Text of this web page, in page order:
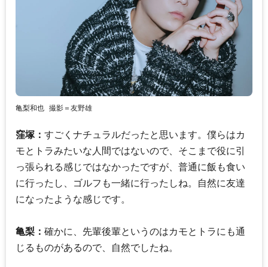
亀梨和也 撮影＝友野雄
窪塚： すごくナチュラルだったと思います。僕らはカ
モとトラみたいな人間ではないので、そこまで役に引
っ張られる感じではなかったですが、普通に飯も食い
に行ったし、ゴルフも一緒に行ったしね。自然に友達
になったような感じです。
亀梨： 確かに、先輩後輩というのはカモとトラにも通
じるものがあるので、自然でしたね。